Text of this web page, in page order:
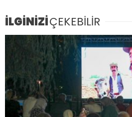
İLGİNİZİÇEKEBİLİR